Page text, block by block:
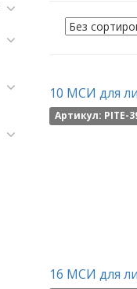
10 МСИ для
Артикул: PITE-
16 МСИ для